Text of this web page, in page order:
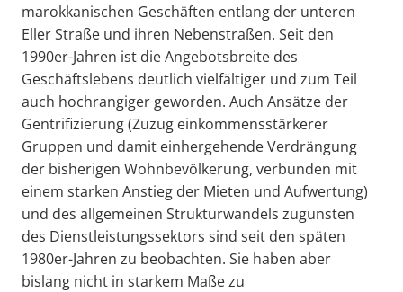
marokkanischen Geschäften entlang der unteren
Eller Straße und ihren Nebenstraßen. Seit den
1990er-Jahren ist die Angebotsbreite des
Geschäftslebens deutlich vielfältiger und zum Teil
auch hochrangiger geworden. Auch Ansätze der
Gentrifizierung (Zuzug einkommensstärkerer
Gruppen und damit einhergehende Verdrängung
der bisherigen Wohnbevölkerung, verbunden mit
einem starken Anstieg der Mieten und Aufwertung)
und des allgemeinen Strukturwandels zugunsten
des Dienstleistungssektors sind seit den späten
1980er-Jahren zu beobachten. Sie haben aber
bislang nicht in starkem Maße zu